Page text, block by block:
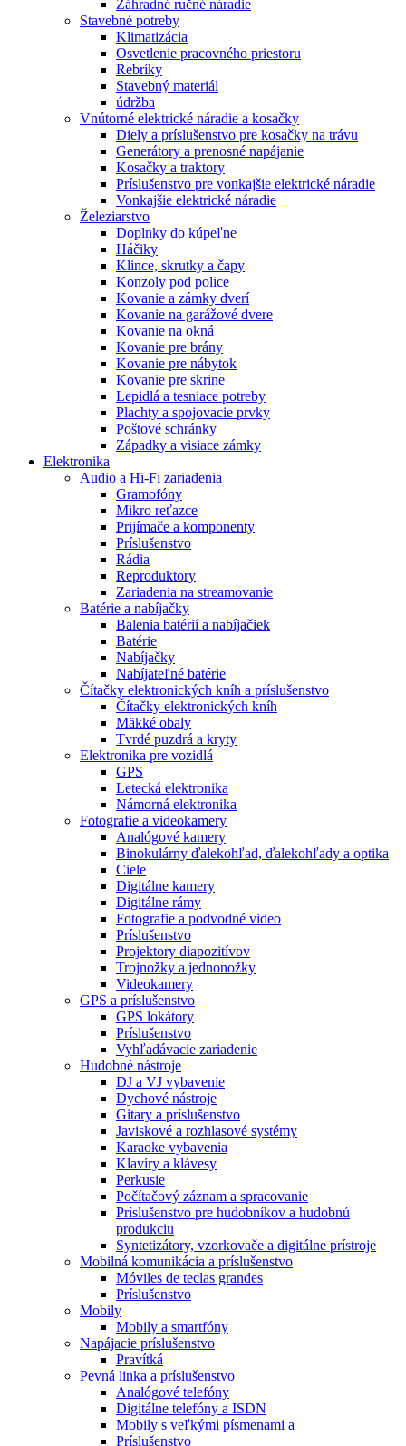
Záhradné ručné náradie
Stavebné potreby
Klimatizácia
Osvetlenie pracovného priestoru
Rebríky
Stavebný materiál
údržba
Vnútorné elektrické náradie a kosačky
Diely a príslušenstvo pre kosačky na trávu
Generátory a prenosné napájanie
Kosačky a traktory
Príslušenstvo pre vonkajšie elektrické náradie
Vonkajšie elektrické náradie
Železiarstvo
Doplnky do kúpeľne
Háčiky
Klince, skrutky a čapy
Konzoly pod police
Kovanie a zámky dverí
Kovanie na garážové dvere
Kovanie na okná
Kovanie pre brány
Kovanie pre nábytok
Kovanie pre skrine
Lepidlá a tesniace potreby
Plachty a spojovacie prvky
Poštové schránky
Západky a visiace zámky
Elektronika
Audio a Hi-Fi zariadenia
Gramofóny
Mikro reťazce
Prijímače a komponenty
Príslušenstvo
Rádia
Reproduktory
Zariadenia na streamovanie
Batérie a nabíjačky
Balenia batérií a nabíjačiek
Batérie
Nabíjačky
Nabíjateľné batérie
Čítačky elektronických kníh a príslušenstvo
Čítačky elektronických kníh
Mäkké obaly
Tvrdé puzdrá a kryty
Elektronika pre vozidlá
GPS
Letecká elektronika
Námorná elektronika
Fotografie a videokamery
Analógové kamery
Binokulárny ďalekohľad, ďalekohľady a optika
Ciele
Digitálne kamery
Digitálne rámy
Fotografie a podvodné video
Príslušenstvo
Projektory diapozitívov
Trojnožky a jednonožky
Videokamery
GPS a príslušenstvo
GPS lokátory
Príslušenstvo
Vyhľadávacie zariadenie
Hudobné nástroje
DJ a VJ vybavenie
Dychové nástroje
Gitary a príslušenstvo
Javiskové a rozhlasové systémy
Karaoke vybavenia
Klavíry a klávesy
Perkusie
Počítačový záznam a spracovanie
Príslušenstvo pre hudobníkov a hudobnú
produkciu
Syntetizátory, vzorkovače a digitálne prístroje
Mobilná komunikácia a príslušenstvo
Móviles de teclas grandes
Príslušenstvo
Mobily
Mobily a smartfóny
Napájacie príslušenstvo
Pravítká
Pevná linka a príslušenstvo
Analógové telefóny
Digitálne telefóny a ISDN
Mobily s veľkými písmenami a
Príslušenstvo